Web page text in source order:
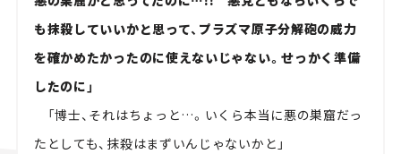
も抹殺していいかと思って、プラズマ原子分解砲の威力
を確かめたかったのに使えないじゃない。せっかく準備
したのに」
「博士、それはちょっと…。いくら本当に悪の巣窟だっ
たとしても、抹殺はまずいんじゃないかと」